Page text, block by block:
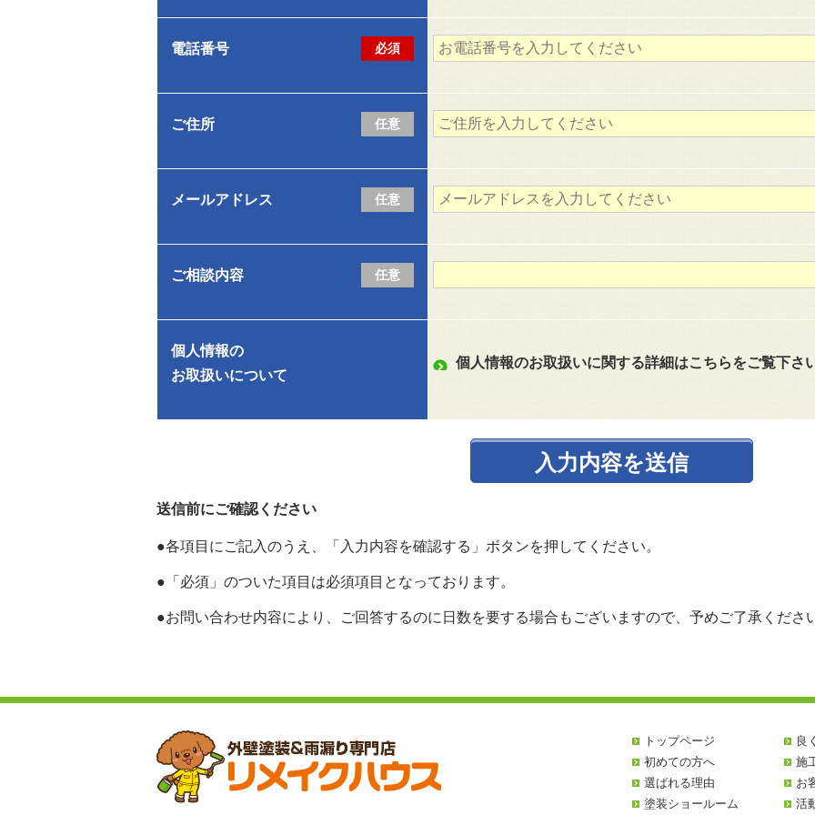
電話番号 必須
ご住所 任意
メールアドレス 任意
ご相談内容 任意
個人情報の
お取扱いについて
個人情報のお取扱いに関する詳細はこちらをご覧下さ
送信前にご確認ください
●各項目にご記入のうえ、「入力内容を確認する」ボタンを押してください。
●「必須」のついた項目は必須項目となっております。
●お問い合わせ内容により、ご回答するのに日数を要する場合もございますので、予めご了承くださ
トップページ
初めての方へ
選ばれる理由
塗装ショールーム
良
施
お
活